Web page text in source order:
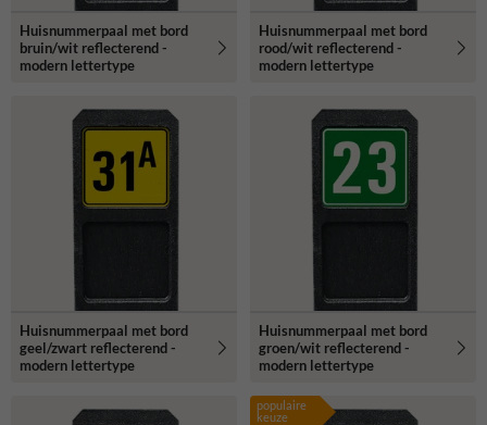
Huisnummerpaal met bord
bruin/wit reflecterend -
modern lettertype
Huisnummerpaal met bord
rood/wit reflecterend -
modern lettertype
Huisnummerpaal met bord
geel/zwart reflecterend -
modern lettertype
Huisnummerpaal met bord
groen/wit reflecterend -
modern lettertype
populaire
keuze